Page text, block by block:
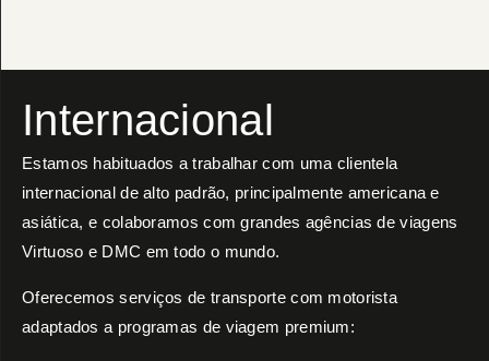
Internacional
Estamos habituados a trabalhar com uma clientela
internacional de alto padrão, principalmente americana e
asiática, e colaboramos com grandes agências de viagens
Virtuoso e DMC em todo o mundo.
Oferecemos serviços de transporte com motorista
adaptados a programas de viagem premium: